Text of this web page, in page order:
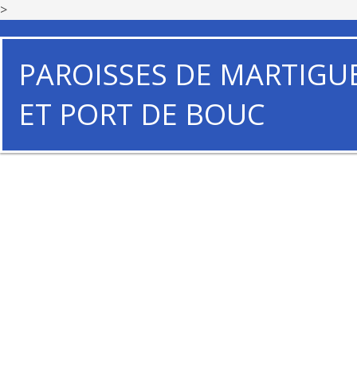
>
PAROISSES DE
ET PORT DE BOUC